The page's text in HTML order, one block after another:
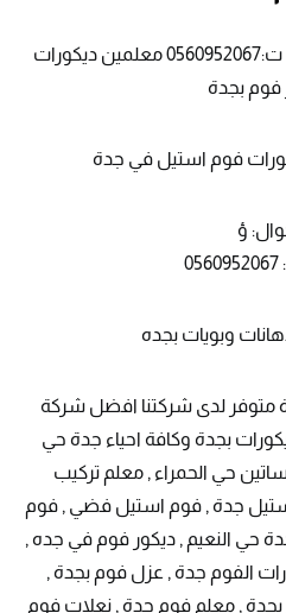
رقم معلم ديكورات فوم جدة ت:0560952067 معلمين ديكورات
فوم بجدة
فوم استيل في جدة
ؤ
وبويات بجده
متوفر لدى شركتنا افضل شركة
بجدة وكافة احياء جدة حي
حي الحمراء , معلم تركيب
جدة , فوم استيل فضي , فوم
حي النعيم , ديكور فوم في جده ,
الفوم جدة , عزل فوم بجدة ,
بجدة , معلم فوم جدة , نعلات فوم